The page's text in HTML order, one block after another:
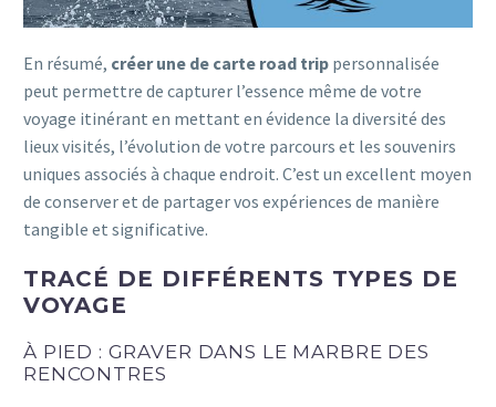
En résumé, créer une de carte road trip personnalisée
peut permettre de capturer l’essence même de votre
voyage itinérant en mettant en évidence la diversité des
lieux visités, l’évolution de votre parcours et les souvenirs
uniques associés à chaque endroit. C’est un excellent moyen
de conserver et de partager vos expériences de manière
tangible et significative.
TRACÉ DE DIFFÉRENTS TYPES DE
VOYAGE
À PIED : GRAVER DANS LE MARBRE DES
RENCONTRES